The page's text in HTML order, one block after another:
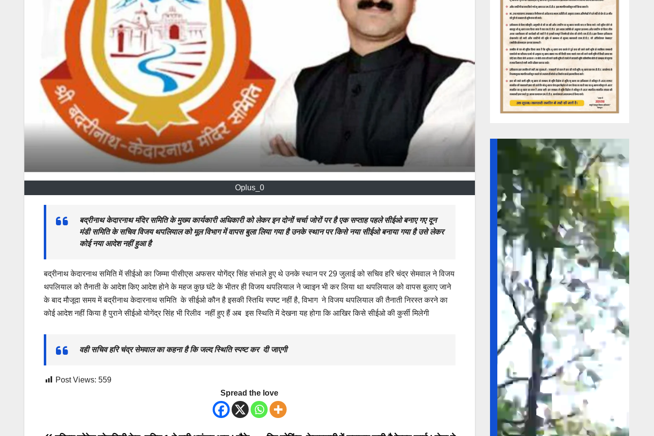
Oplus_0
बद्रीनाथ केदारनाथ मंदिर समिति के मुख्य कार्यकारी अधिकारी को लेकर इन दोनों चर्चा जोरों पर है एक सप्ताह पहले सीईओ बनाए गए दून
मंडी समिति के सचिव विजय थपलियाल को मूल विभाग में वापस बुला लिया गया है उनके स्थान पर किसे नया सीईओ बनाया गया है उसे लेकर
कोई नया आदेश नहीं हुआ है
बद्रीनाथ केदारनाथ समिति में सीईओ का जिम्मा पीसीएस अफसर योगेंद्र सिंह संभाले हुए थे उनके स्थान पर 29 जुलाई को सचिव हरि चंद्र सेमवाल ने विजय
थपलियाल को तैनाती के आदेश किए आदेश होने के महज कुछ घंटे के भीतर ही विजय थपलियाल ने ज्वाइन भी कर लिया था थपलियाल को वापस बुलाए जाने
के बाद मौजूदा समय में बद्रीनाथ केदारनाथ समिति के सीईओ कौन है इसकी स्तिथि स्पष्ट नहीं है, विभाग ने विजय थपलियाल की तैनाती निरस्त करने का
कोई आदेश नहीं किया है पुराने सीईओ योगेंद्र सिंह भी रिलीव नहीं हुए हैं अब इस स्थिति में देखना यह होगा कि आखिर किसे सीईओ की कुर्सी मिलेगी
वही सचिव हरि चंद्र सेमवाल का कहना है कि जल्द स्थिति स्पष्ट कर दी जाएगी
Post Views: 559
Spread the love